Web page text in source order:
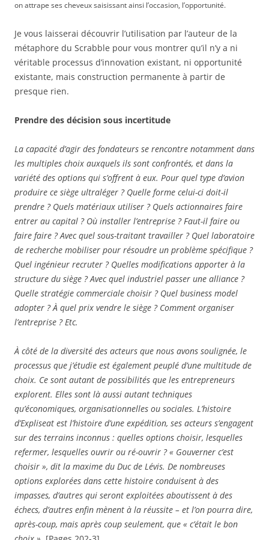
on attrape ses cheveux saisissant ainsi l’occasion, l’opportunité.
Je vous laisserai découvrir l’utilisation par l’auteur de la
métaphore du Scrabble pour vous montrer qu’il n’y a ni
véritable processus d’innovation existant, ni opportunité
existante, mais construction permanente à partir de
presque rien.
Prendre des décision sous incertitude
La capacité d’agir des fondateurs se rencontre notamment dans
les multiples choix auxquels ils sont confrontés, et dans la
variété des options qui s’offrent à eux. Pour quel type d’avion
produire ce siège ultraléger ? Quelle forme celui-ci doit-il
prendre ? Quels matériaux utiliser ? Quels actionnaires faire
entrer au capital ? Où installer l’entreprise ? Faut-il faire ou
faire faire ? Avec quel sous-traitant travailler ? Quel laboratoire
de recherche mobiliser pour résoudre un problème spécifique ?
Quel ingénieur recruter ? Quelles modifications apporter à la
structure du siège ? Avec quel industriel passer une alliance ?
Quelle stratégie commerciale choisir ? Quel business model
adopter ? À quel prix vendre le siège ? Comment organiser
l’entreprise ? Etc.
À côté de la diversité des acteurs que nous avons soulignée, le
processus que j’étudie est également peuplé d’une multitude de
choix. Ce sont autant de possibilités que les entrepreneurs
explorent. Elles sont là aussi autant techniques
qu’économiques, organisationnelles ou sociales. L’histoire
d’Expliseat est l’histoire d’une expédition, ses acteurs s’engagent
sur des terrains inconnus : quelles options choisir, lesquelles
refermer, lesquelles ouvrir ou ré-ouvrir ? « Gouverner c’est
choisir », dit la maxime du Duc de Lévis. De nombreuses
options explorées dans cette histoire conduisent à des
impasses, d’autres qui seront exploitées aboutissent à des
échecs, d’autres enfin mènent à la réussite – et l’on pourra dire,
après-coup, mais après coup seulement, que « c’était le bon